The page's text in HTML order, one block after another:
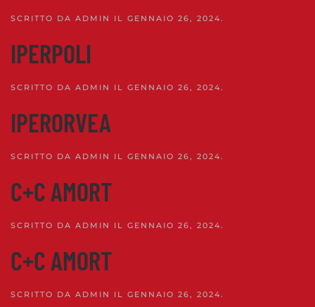
SCRITTO DA ADMIN IL GENNAIO 26, 2024.
IPERPOLI
SCRITTO DA ADMIN IL GENNAIO 26, 2024.
IPERORVEA
SCRITTO DA ADMIN IL GENNAIO 26, 2024.
C+C AMORT
SCRITTO DA ADMIN IL GENNAIO 26, 2024.
C+C AMORT
SCRITTO DA ADMIN IL GENNAIO 26, 2024.